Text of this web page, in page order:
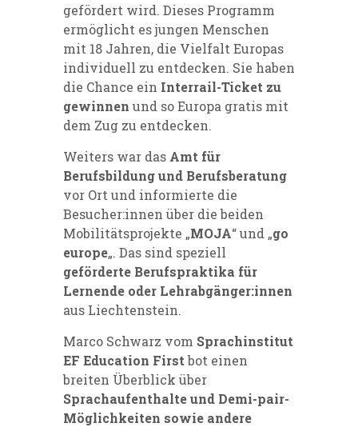
gefördert wird. Dieses Programm
ermöglicht es jungen Menschen
mit 18 Jahren, die Vielfalt Europas
individuell zu entdecken. Sie haben
die Chance ein Interrail-Ticket zu
gewinnen und so Europa gratis mit
dem Zug zu entdecken.
Weiters war das Amt für
Berufsbildung und Berufsberatung
vor Ort und informierte die
Besucher:innen über die beiden
Mobilitätsprojekte „MOJA“ und „go
europe„. Das sind speziell
geförderte Berufspraktika für
Lernende oder Lehrabgänger:innen
aus Liechtenstein.
Marco Schwarz vom Sprachinstitut
EF Education Firstbot einen
breiten Überblick über
Sprachaufenthalte und Demi-pair-
Möglichkeiten sowie andere